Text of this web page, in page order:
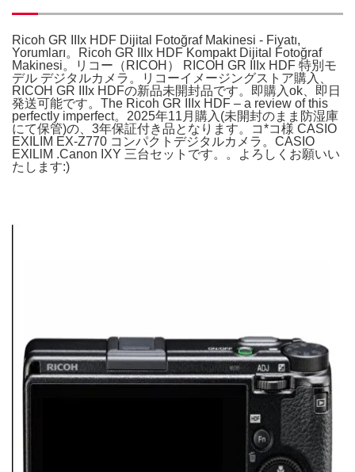
Ricoh GR IIIx HDF Dijital Fotoğraf Makinesi - Fiyatı,
Yorumları。Ricoh GR IIIx HDF Kompakt Dijital Fotoğraf
Makinesi。リコー（RICOH） RICOH GR IIIx HDF 特別モ
デル デジタルカメラ。リコーイメージングストア購入、
RICOH GR IIIx HDFの新品未開封品です。即購入ok、即日
発送可能です。The Ricoh GR IIIx HDF – a review of this
perfectly imperfect。2025年11月購入(未開封のまま防湿庫
にて保管)の、3年保証付き品となります。コ*コ様 CASIO
EXILIM EX-Z770 コンパクトデジタルカメラ。CASIO
EXlLlM .Canon IXY 三台セットです。。よろしくお願いい
たします:)